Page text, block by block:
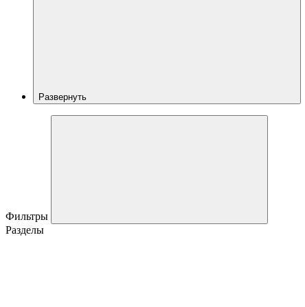
Развернуть
Фильтры
Разделы